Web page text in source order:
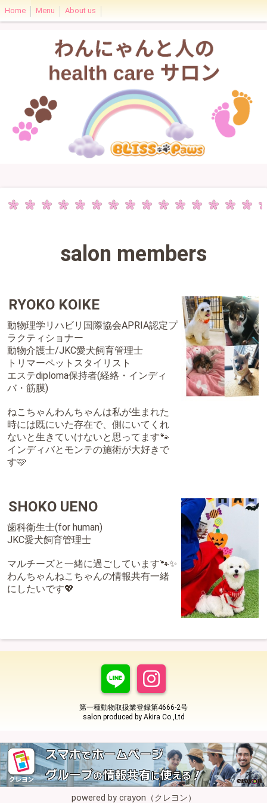
Home Menu About us
salon members
RYOKO KOIKE
動物理学リハビリ国際協会APRIA認定プ
ラクティショナー
動物介護士/JKC愛犬飼育管理士
トリマーペットスタイリスト
エステdiploma保持者(経絡・インディ
バ・筋膜)
ねこちゃんわんちゃんは私が生まれた
時には既にいた存在で、側にいてくれ
ないと生きていけないと思ってます🐾
インディバとモンテの施術が大好きで
す🩷
SHOKO UENO
歯科衛生士(for human)
JKC愛犬飼育管理士
マルチーズと一緒に過ごしています🐾✨
わんちゃんねこちゃんの情報共有一緒
にしたいです💖
第一種動物取扱業登録第4666-2号
salon produced by Akira Co.,Ltd
powered by crayon（クレヨン）